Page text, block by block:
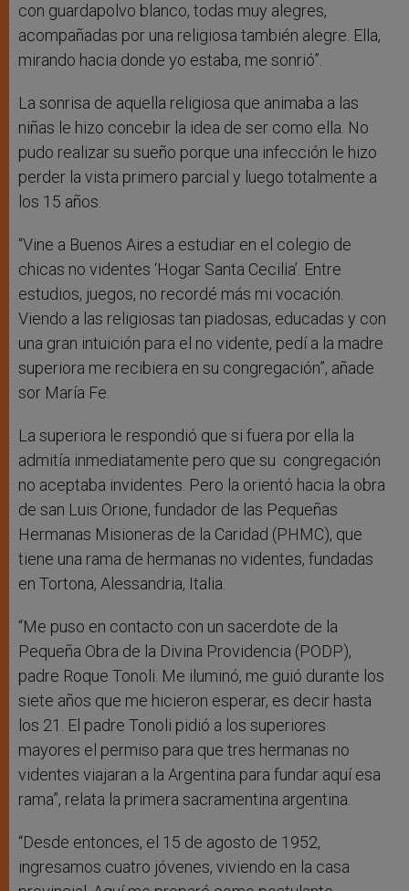
con guardapolvo blanco, todas muy alegres,
acompañadas por una religiosa también alegre. Ella,
mirando hacia donde yo estaba, me sonrió”.
La sonrisa de aquella religiosa que animaba a las
niñas le hizo concebir la idea de ser como ella. No
pudo realizar su sueño porque una infección le hizo
perder la vista primero parcial y luego totalmente a
los 15 años.
“Vine a Buenos Aires a estudiar en el colegio de
chicas no videntes ‘Hogar Santa Cecilia’. Entre
estudios, juegos, no recordé más mi vocación.
Viendo a las religiosas tan piadosas, educadas y con
una gran intuición para el no vidente, pedí a la madre
superiora me recibiera en su congregación”, añade
sor María Fe.
La superiora le respondió que si fuera por ella la
admitía inmediatamente pero que su congregación
no aceptaba invidentes. Pero la orientó hacia la obra
de san Luis Orione, fundador de las Pequeñas
Hermanas Misioneras de la Caridad (PHMC), que
tiene una rama de hermanas no videntes, fundadas
en Tortona, Alessandria, Italia.
“Me puso en contacto con un sacerdote de la
Pequeña Obra de la Divina Providencia (PODP),
padre Roque Tonoli. Me iluminó, me guió durante los
siete años que me hicieron esperar, es decir hasta
los 21. El padre Tonoli pidió a los superiores
mayores el permiso para que tres hermanas no
videntes viajaran a la Argentina para fundar aquí esa
rama”, relata la primera sacramentina argentina.
“Desde entonces, el 15 de agosto de 1952,
ingresamos cuatro jóvenes, viviendo en la casa